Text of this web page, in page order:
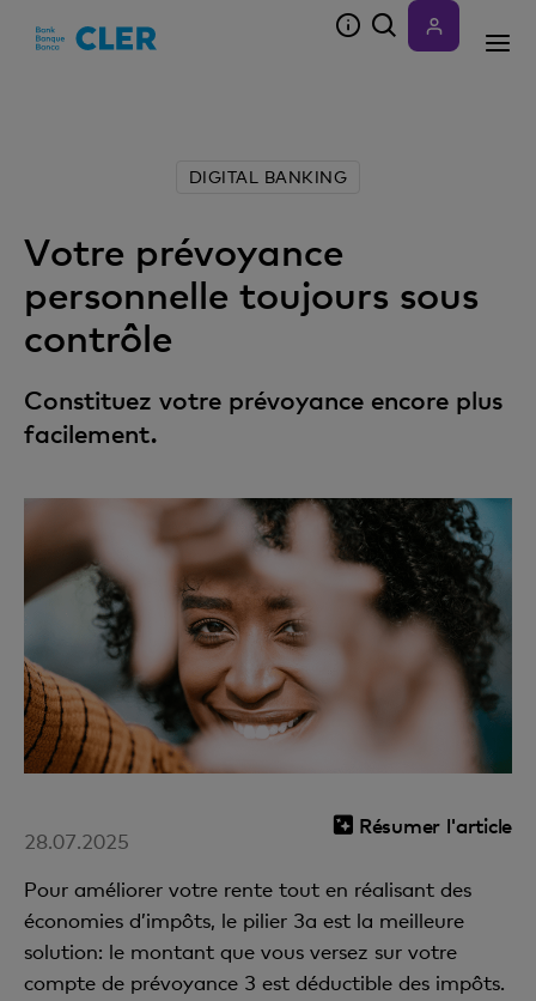
DIGITAL BANKING
Votre prévoyance
personnelle toujours sous
contrôle
Constituez votre prévoyance encore plus
facilement.
Résumer l'article
28.07.2025
Pour améliorer votre rente tout en réalisant des
économies d’impôts, le pilier 3a est la meilleure
solution: le montant que vous versez sur votre
compte de prévoyance 3 est déductible des impôts.